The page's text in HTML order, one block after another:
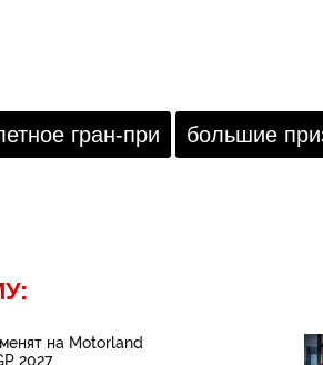
GPS полностью заглушен.
которые реально
гран-при большие
на Motorland
2027